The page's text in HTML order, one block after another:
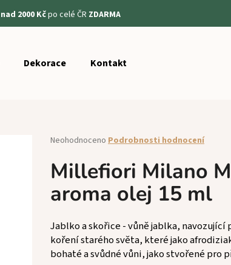
nad 2000 Kčpo celé ČR ZDARMA
Dekorace Kontakt
Průměrné
produktu
je
z
hvězdiček.
Neohodnoceno Podrobnosti hodnocení
Millefiori Milano
aroma olej 15 ml
Jablko a skořice - vůně jablka,
koření starého světa, které jako
bohaté a svůdné vůni, jako stvořené pro
najít?